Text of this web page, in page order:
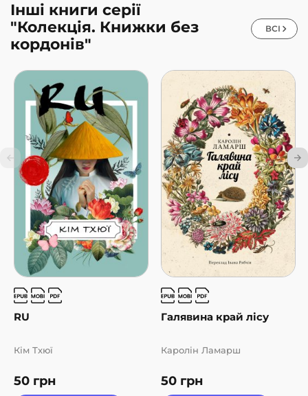
Інші книги серії
"Колекція. Книжки без
кордонів"
ВСІ
RU
50 грн
Кім Тхюї
Галявина край лісу
50 грн
Каролін Ламарш